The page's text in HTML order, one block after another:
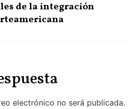
de la integración
electrónico no será publicada.